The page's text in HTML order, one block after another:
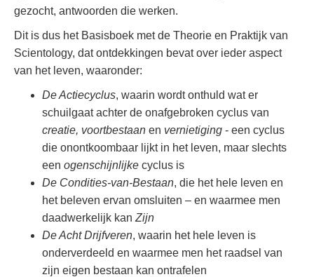
gezocht, antwoorden die werken.
Dit is dus het Basisboek met de Theorie en Praktijk van
Scientology, dat ontdekkingen bevat over ieder aspect
van het leven, waaronder:
De Actiecyclus, waarin wordt onthuld wat er
schuilgaat achter de onafgebroken cyclus van
creatie, voortbestaan en vernietiging - een cyclus
die onontkoombaar lijkt in het leven, maar slechts
een ogenschijnlijke cyclus is
De Condities-van-Bestaan, die het hele leven en
het beleven ervan omsluiten – en waarmee men
daadwerkelijk kan Zijn
De Acht Drijfveren, waarin het hele leven is
onderverdeeld en waarmee men het raadsel van
zijn eigen bestaan kan ontrafelen